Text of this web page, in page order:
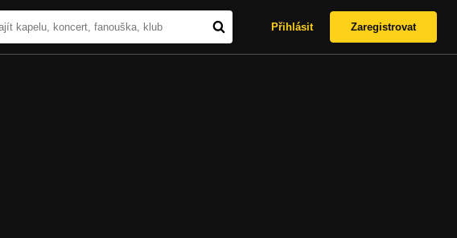
Přihlásit Zaregistrovat